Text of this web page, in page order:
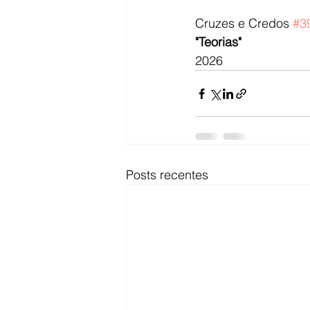
Cruzes e Credos
"Teorias"
2026
Posts recentes